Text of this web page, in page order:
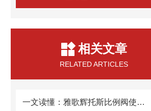
相关文章
RELATED ARTICLES
一文读懂：雅歌辉托斯比例阀使用常见问题及解决方法